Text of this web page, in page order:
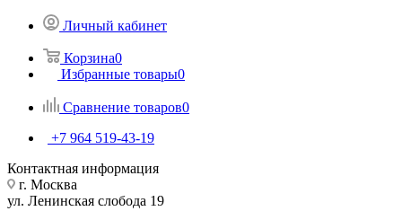
Личный кабинет
Корзина0
Избранные товары0
Сравнение товаров0
+7 964 519-43-19
Контактная информация
г. Москва
ул. Ленинская слобода 19